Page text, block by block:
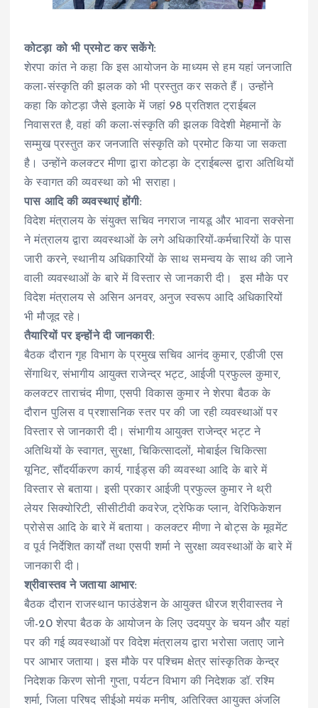
कोटड़ा को भी प्रमोट कर सकेंगे:
शेरपा कांत ने कहा कि इस आयोजन के माध्यम से हम यहां जनजाति
कला-संस्कृति की झलक को भी प्रस्तुत कर सकते हैं। उन्होंने
कहा कि कोटड़ा जैसे इलाके में जहां 98 प्रतिशत ट्राईबल
निवासरत है, वहां की कला-संस्कृति की झलक विदेशी मेहमानों के
सम्मुख प्रस्तुत कर जनजाति संस्कृति को प्रमोट किया जा सकता
है। उन्होंने कलक्टर मीणा द्वारा कोटड़ा के ट्राईबल्स द्वारा अतिथियों
के स्वागत की व्यवस्था को भी सराहा।
पास आदि की व्यवस्थाएं होंगी:
विदेश मंत्रालय के संयुक्त सचिव नगराज नायडू और भावना सक्सेना
ने मंत्रालय द्वारा व्यवस्थाओं के लगे अधिकारियों-कर्मचारियों के पास
जारी करने, स्थानीय अधिकारियों के साथ समन्वय के साथ की जाने
वाली व्यवस्थाओं के बारे में विस्तार से जानकारी दी। इस मौके पर
विदेश मंत्रालय से असिन अनवर, अनुज स्वरूप आदि अधिकारियों
भी मौजूद रहे।
तैयारियों पर इन्होंने दी जानकारी:
बैठक दौरान गृह विभाग के प्रमुख सचिव आनंद कुमार, एडीजी एस
सेंगाथिर, संभागीय आयुक्त राजेन्द्र भट्ट, आईजी प्रफुल्ल कुमार,
कलक्टर ताराचंद मीणा, एसपी विकास कुमार ने शेरपा बैठक के
दौरान पुलिस व प्रशासनिक स्तर पर की जा रही व्यवस्थाओं पर
विस्तार से जानकारी दी। संभागीय आयुक्त राजेन्द्र भट्ट ने
अतिथियों के स्वागत, सुरक्षा, चिकित्सादलों, मोबाईल चिकित्सा
यूनिट, सौंदर्यीकरण कार्य, गाईड्स की व्यवस्था आदि के बारे में
विस्तार से बताया। इसी प्रकार आईजी प्रफुल्ल कुमार ने थ्री
लेयर सिक्योरिटी, सीसीटीवी कवरेज, ट्रेफिक प्लान, वेरिफिकेशन
प्रोसेस आदि के बारे में बताया। कलक्टर मीणा ने बोट्स के मूवमेंट
व पूर्व निर्देशित कार्यों तथा एसपी शर्मा ने सुरक्षा व्यवस्थाओं के बारे में
जानकारी दी।
श्रीवास्तव ने जताया आभार:
बैठक दौरान राजस्थान फाउंडेशन के आयुक्त धीरज श्रीवास्तव ने
जी-20 शेरपा बैठक के आयोजन के लिए उदयपुर के चयन और यहां
पर की गई व्यवस्थाओं पर विदेश मंत्रालय द्वारा भरोसा जताए जाने
पर आभार जताया। इस मौके पर पश्चिम क्षेत्र सांस्कृतिक केन्द्र
निदेशक किरण सोनी गुप्ता, पर्यटन विभाग की निदेशक डॉ. रश्मि
शर्मा, जिला परिषद सीईओ मयंक मनीष, अतिरिक्त आयुक्त अंजलि